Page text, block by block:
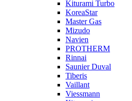
Kiturami Turbo
KoreaStar
Master Gas
Mizudo
Navien
PROTHERM
Rinnai
Saunier Duval
Tiberis
Vaillant
Viessmann